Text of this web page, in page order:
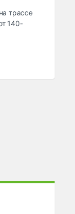
трассе
140-